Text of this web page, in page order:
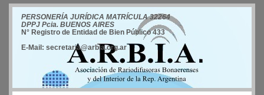
PERSONERÍA JURÍDICA MATRÍCULA 32264
DPPJ Pcia. BUENOS AIRES
N° Registro de Entidad de Bien Público 433
E-Mail: secretaria@arbia.org.ar